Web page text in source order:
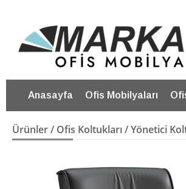
Anasayfa Ofis Mobilyaları
Ürünler/ Ofis Koltukları/Yönetici